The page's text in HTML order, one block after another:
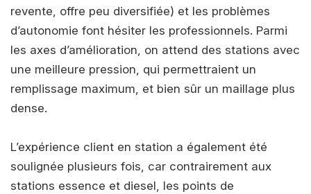
revente, offre peu diversifiée) et les problèmes
d’autonomie font hésiter les professionnels. Parmi
les axes d’amélioration, on attend des stations avec
une meilleure pression, qui permettraient un
remplissage maximum, et bien sûr un maillage plus
dense.
L’expérience client en station a également été
soulignée plusieurs fois, car contrairement aux
stations essence et diesel, les points de